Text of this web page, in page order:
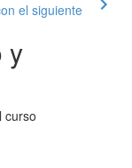
el siguiente
y
curso